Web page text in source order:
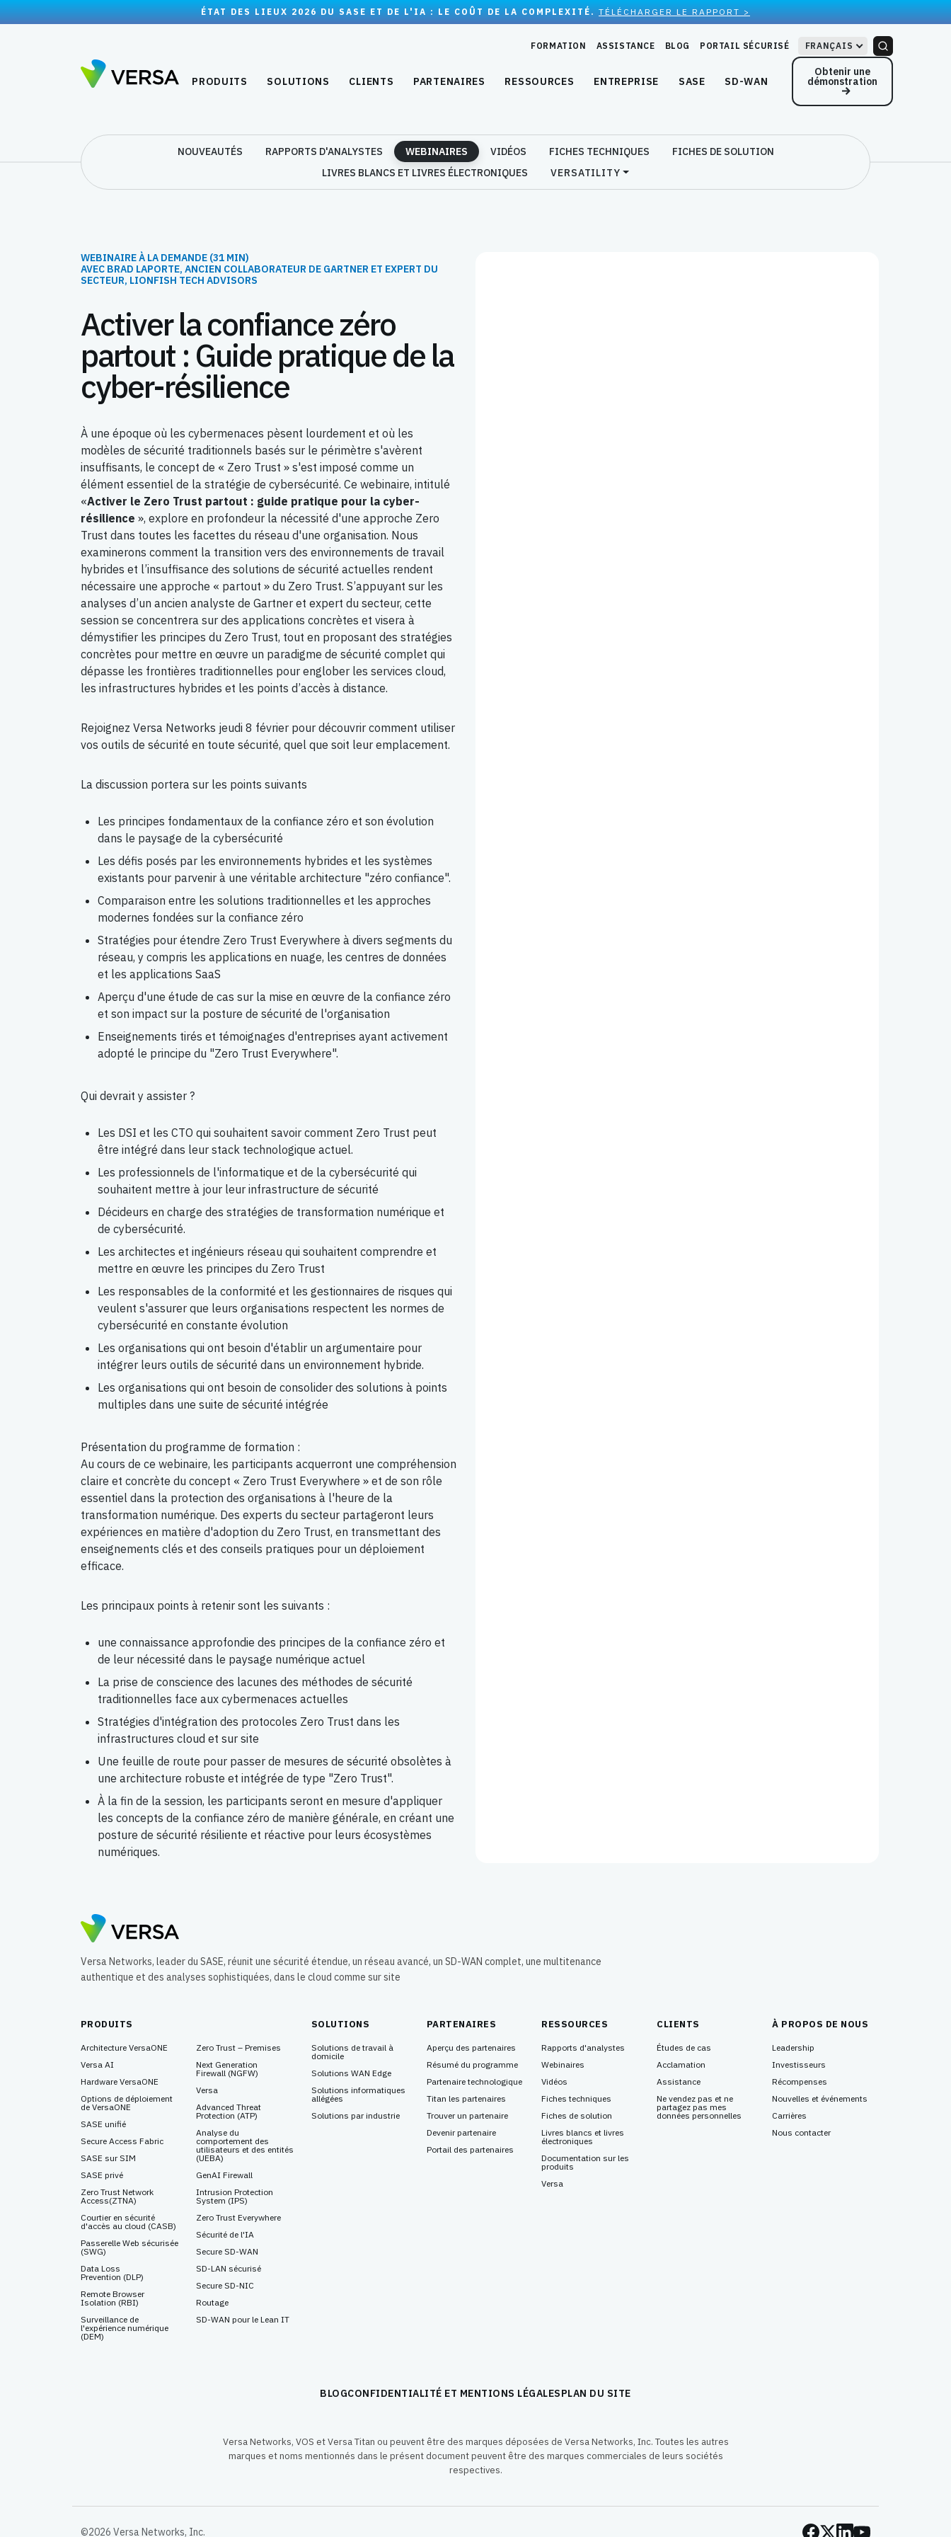
ÉTAT DES LIEUX 2026 DU SASE ET DE L'IA : LE COÛT DE LA COMPLEXITÉ. TÉLÉCHARGER LE RAPPORT >
FORMATION ASSISTANCE BLOG PORTAIL SÉCURISÉ FRANÇAIS
PRODUITS SOLUTIONS CLIENTS PARTENAIRES RESSOURCES ENTREPRISE SASE SD-WAN
Obtenir une
démonstration
NOUVEAUTÉS RAPPORTS D'ANALYSTES WEBINAIRES VIDÉOS FICHES TECHNIQUES
FICHES DE SOLUTION
LIVRES BLANCS ET LIVRES ÉLECTRONIQUES
VERSATILITY
WEBINAIRE À LA DEMANDE (31 MIN)
AVEC BRAD LAPORTE, ANCIEN COLLABORATEUR DE GARTNER ET EXPERT DU
SECTEUR, LIONFISH TECH ADVISORS
Activer la confiance zéro
partout : Guide pratique de la
cyber-résilience
À une époque où les cybermenaces pèsent lourdement et où les
modèles de sécurité traditionnels basés sur le périmètre s'avèrent
insuffisants, le concept de « Zero Trust » s'est imposé comme un
élément essentiel de la stratégie de cybersécurité. Ce webinaire, intitulé
«Activer le Zero Trust partout : guide pratique pour la cyber-
résilience », explore en profondeur la nécessité d'une approche Zero
Trust dans toutes les facettes du réseau d'une organisation. Nous
examinerons comment la transition vers des environnements de travail
hybrides et l’insuffisance des solutions de sécurité actuelles rendent
nécessaire une approche « partout » du Zero Trust. S’appuyant sur les
analyses d’un ancien analyste de Gartner et expert du secteur, cette
session se concentrera sur des applications concrètes et visera à
démystifier les principes du Zero Trust, tout en proposant des stratégies
concrètes pour mettre en œuvre un paradigme de sécurité complet qui
dépasse les frontières traditionnelles pour englober les services cloud,
les infrastructures hybrides et les points d’accès à distance.
Rejoignez Versa Networks jeudi 8 février pour découvrir comment utiliser
vos outils de sécurité en toute sécurité, quel que soit leur emplacement.
La discussion portera sur les points suivants
Les principes fondamentaux de la confiance zéro et son évolution
dans le paysage de la cybersécurité
Les défis posés par les environnements hybrides et les systèmes
existants pour parvenir à une véritable architecture "zéro confiance".
Comparaison entre les solutions traditionnelles et les approches
modernes fondées sur la confiance zéro
Stratégies pour étendre Zero Trust Everywhere à divers segments du
réseau, y compris les applications en nuage, les centres de données
et les applications SaaS
Aperçu d'une étude de cas sur la mise en œuvre de la confiance zéro
et son impact sur la posture de sécurité de l'organisation
Enseignements tirés et témoignages d'entreprises ayant activement
adopté le principe du "Zero Trust Everywhere".
Qui devrait y assister ?
Les DSI et les CTO qui souhaitent savoir comment Zero Trust peut
être intégré dans leur stack technologique actuel.
Les professionnels de l'informatique et de la cybersécurité qui
souhaitent mettre à jour leur infrastructure de sécurité
Décideurs en charge des stratégies de transformation numérique et
de cybersécurité.
Les architectes et ingénieurs réseau qui souhaitent comprendre et
mettre en œuvre les principes du Zero Trust
Les responsables de la conformité et les gestionnaires de risques qui
veulent s'assurer que leurs organisations respectent les normes de
cybersécurité en constante évolution
Les organisations qui ont besoin d'établir un argumentaire pour
intégrer leurs outils de sécurité dans un environnement hybride.
Les organisations qui ont besoin de consolider des solutions à points
multiples dans une suite de sécurité intégrée
Présentation du programme de formation :
Au cours de ce webinaire, les participants acquerront une compréhension
claire et concrète du concept « Zero Trust Everywhere » et de son rôle
essentiel dans la protection des organisations à l'heure de la
transformation numérique. Des experts du secteur partageront leurs
expériences en matière d'adoption du Zero Trust, en transmettant des
enseignements clés et des conseils pratiques pour un déploiement
efficace.
Les principaux points à retenir sont les suivants :
une connaissance approfondie des principes de la confiance zéro et
de leur nécessité dans le paysage numérique actuel
La prise de conscience des lacunes des méthodes de sécurité
traditionnelles face aux cybermenaces actuelles
Stratégies d'intégration des protocoles Zero Trust dans les
infrastructures cloud et sur site
Une feuille de route pour passer de mesures de sécurité obsolètes à
une architecture robuste et intégrée de type "Zero Trust".
À la fin de la session, les participants seront en mesure d'appliquer
les concepts de la confiance zéro de manière générale, en créant une
posture de sécurité résiliente et réactive pour leurs écosystèmes
numériques.
Versa Networks, leader du SASE, réunit une sécurité étendue, un réseau avancé, un SD-WAN complet, une multitenance
authentique et des analyses sophistiquées, dans le cloud comme sur site
PRODUITS
Architecture VersaONE
Versa AI
Hardware VersaONE
Options de déploiement
de VersaONE
SASE unifié
Secure Access Fabric
SASE sur SIM
SASE privé
Zero Trust Network
Access(ZTNA)
Courtier en sécurité
d'accès au cloud (CASB)
Passerelle Web sécurisée
(SWG)
Data Loss
Prevention (DLP)
Remote Browser
Isolation (RBI)
Surveillance de
l'expérience numérique
(DEM)
Zero Trust – Premises
Next Generation
Firewall (NGFW)
Versa
Advanced Threat
Protection (ATP)
Analyse du
comportement des
utilisateurs et des entités
(UEBA)
GenAI Firewall
Intrusion Protection
System (IPS)
Zero Trust Everywhere
Sécurité de l'IA
Secure SD-WAN
SD-LAN sécurisé
Secure SD-NIC
Routage
SD-WAN pour le Lean IT
SOLUTIONS
Solutions de travail à
domicile
Solutions WAN Edge
Solutions informatiques
allégées
Solutions par industrie
PARTENAIRES
Aperçu des partenaires
Résumé du programme
Partenaire technologique
Titan les partenaires
Trouver un partenaire
Devenir partenaire
Portail des partenaires
RESSOURCES
Rapports d'analystes
Webinaires
Vidéos
Fiches techniques
Fiches de solution
Livres blancs et livres
électroniques
Documentation sur les
produits
Versa
CLIENTS
Études de cas
Acclamation
Assistance
Ne vendez pas et ne
partagez pas mes
données personnelles
À PROPOS DE NOUS
Leadership
Investisseurs
Récompenses
Nouvelles et événements
Carrières
Nous contacter
BLOGCONFIDENTIALITÉ ET MENTIONS LÉGALESPLAN DU SITE
Versa Networks, VOS et Versa Titan ou peuvent être des marques déposées de Versa Networks, Inc. Toutes les autres
marques et noms mentionnés dans le présent document peuvent être des marques commerciales de leurs sociétés
respectives.
©2026 Versa Networks, Inc.